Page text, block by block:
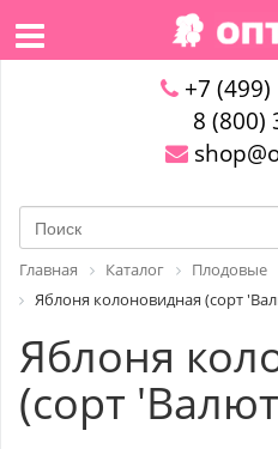
+7 (499)
8 (800)
Главная Каталог Плодовые
Яблоня колоновидная (сорт
Яблоня
(сорт